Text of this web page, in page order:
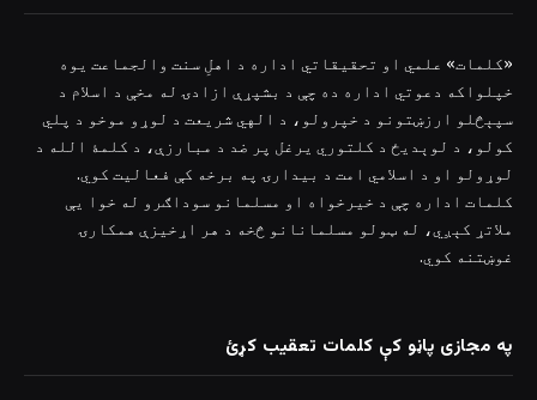
«کلمات» علمي او تحقیقاتي اداره د اهلِ سنت والجماعت یوه
خپلواکه دعوتي اداره ده چې د بشپړې ازادۍ له مخې د اسلام د
سپېڅلو ارزښتونو د خپرولو، د الهي شریعت د لوړو موخو د پلي
کولو، د لوېدیځ د کلتوري یرغل پر ضد د مبارزې، د کلمۀ الله د
لوړولو او د اسلامي امت د بیدارۍ په برخه کې فعالیت کوي.
کلمات اداره چې د خیرخواه او مسلمانو سوداګرو له خوا یې
ملاتړ کېږي، له ټولو مسلمانانو څخه د هر اړخیزې همکارۍ
غوښتنه کوي.
په مجازی پاڼو کې کلمات تعقیب کړئ